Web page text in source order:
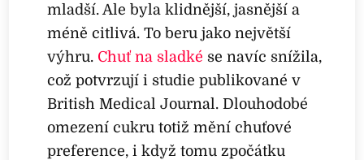
mladší. Ale byla klidnější, jasnější a
méně citlivá. To beru jako největší
výhru. Chuť na sladké se navíc snížila,
což potvrzují i studie publikované v
British Medical Journal. Dlouhodobé
omezení cukru totiž mění chuťové
preference, i když tomu zpočátku